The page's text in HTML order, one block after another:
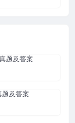
题及答案
及答案